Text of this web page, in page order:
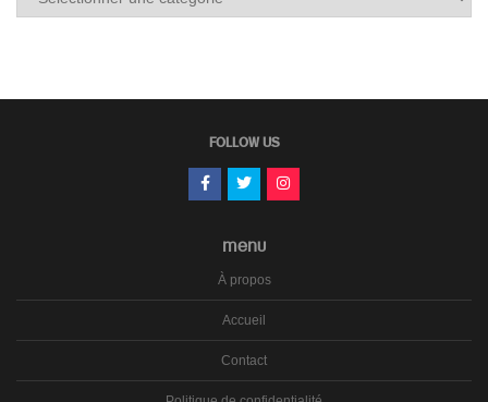
FOLLOW US
MENU
À propos
Accueil
Contact